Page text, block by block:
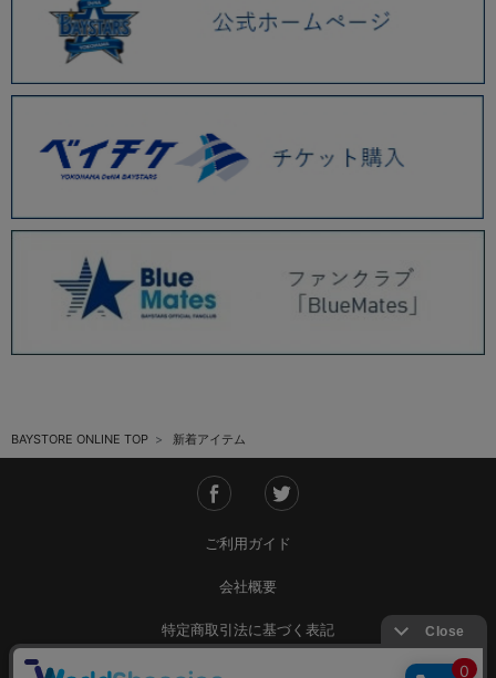
BAYSTORE ONLINE TOP 新着アイテム
ご利用ガイド
会社概要
特定商取引法に基づく表記
ご利用規約